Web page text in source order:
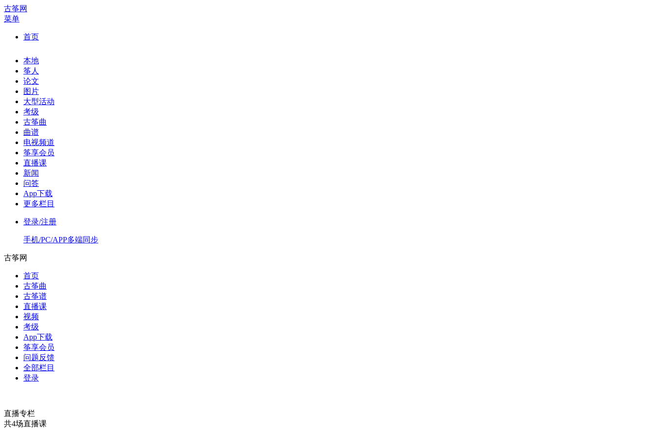
古筝网
菜单
首页
本地
筝人
论文
图片
大型活动
考级
古筝曲
曲谱
电视频道
筝享会员
直播课
新闻
问答
App下载
更多栏目
登录/注册
手机/PC/APP多端同步
古筝网
首页
古筝曲
古筝谱
直播课
视频
考级
App下载
筝享会员
问题反馈
全部栏目
登录
直播专栏
共4场直播课